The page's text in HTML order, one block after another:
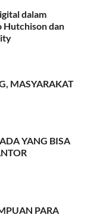
dalam
Hutchison dan
MASYARAKAT
YANG BISA
PARA